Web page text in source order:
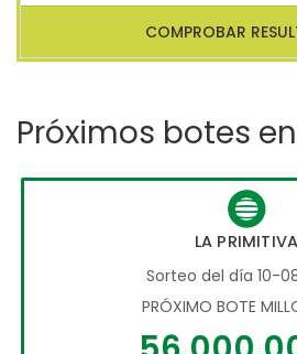
COMPROBAR
Próximos botes
LA PRIMITIVA
Sorteo del día 10-
PRÓXIMO BOTE